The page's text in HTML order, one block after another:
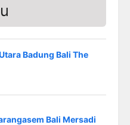
Badung Bali The
Bali Mersadi